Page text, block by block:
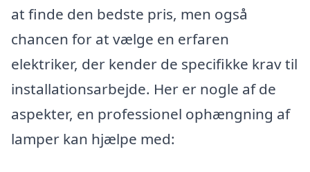
at finde den bedste pris, men også
chancen for at vælge en erfaren
elektriker, der kender de specifikke krav til
installationsarbejde. Her er nogle af de
aspekter, en professionel ophængning af
lamper kan hjælpe med: